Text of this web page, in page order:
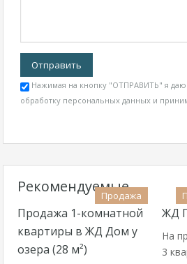
Нажимая на кнопку "ОТПРАВИТЬ" я даю
обработку персональных данных и
Рекомендуемые
Продажа
Продажа 1-комнатной
квартиры в ЖД Дом у
озера (28 м²)
ЖД
На
3